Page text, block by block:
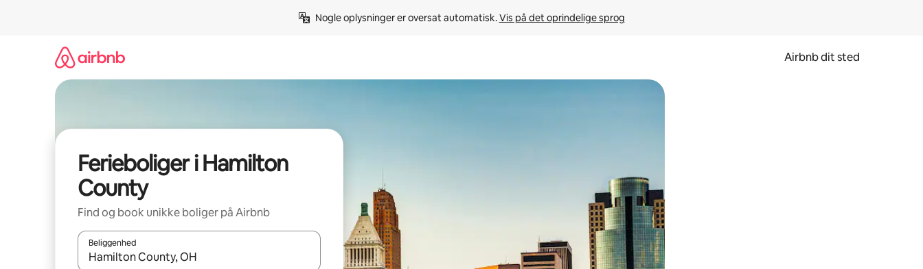
Nogle oplysninger er oversat automatisk. Vis på det oprindelige sprog
Airbnb dit sted
Ferieboliger i Hamilton
County
Find og book unikke boliger på Airbnb
Beliggenhed
Når resultaterne er tilgængelige, skal du navigere med piletasterne op og ned eller se mere ved at trykke eller stryge.